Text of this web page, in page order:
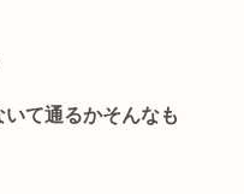
て通るかそんなも